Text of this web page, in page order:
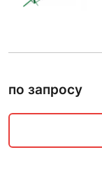
по запросу